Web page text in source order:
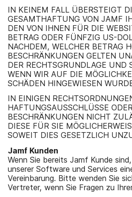
IN KEINEM FALL ÜBERSTEIGT
GESAMTHAFTUNG VON JAMF
DEN VON IHNEN FÜR DIE
BETRAG ODER FÜNFZIG US-
NACHDEM, WELCHER BETRAG
BESCHRÄNKUNGEN GELTEN
DER RECHTSGRUNDLAGE UND
WENN WIR AUF DIE
SCHÄDEN HINGEWIESEN
IN EINIGEN
HAFTUNGSAUSSCHLÜSSE
BESCHRÄNKUNGEN NICHT
DIESE FÜR SIE
SOWEIT DIES GESETZLICH
Jamf Kunden
Wenn Sie bereits Jamf Kunde
unserer Software und Services
Vereinbarung. Bitte wenden Sie
Vertreter, wenn Sie Fragen zu